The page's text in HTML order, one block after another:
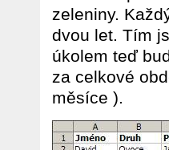
zeleniny.
dvou let. Tím
úkolem teď
za celkové
měsíce ).